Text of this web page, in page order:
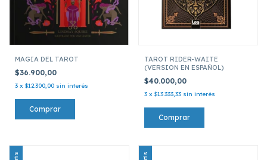
MAGIA DEL TAROT
$36.900,00
3 x $12.300,00 sin interés
TAROT RIDER-WAITE
(VERSION EN ESPAÑOL)
$40.000,00
3 x $13.333,33 sin interés